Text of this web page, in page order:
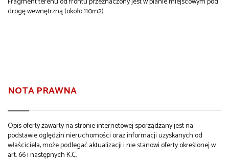
drogę wewnętrzną (około 110m2).
NOTA PRAWNA
Opis oferty zawarty na stronie internetowej sporządzany jest na
podstawie oględzin nieruchomości oraz informacji uzyskanych od
właściciela, może podlegać aktualizacji i nie stanowi oferty określonej w
art. 66 i następnych K.C.